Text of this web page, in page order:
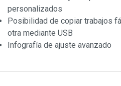
personalizados
Posibilidad de copiar trabajos
otra mediante USB
Infografía de ajuste avanzado